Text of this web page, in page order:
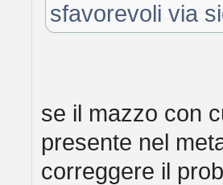
sfavorevoli via
se il mazzo con
presente nel
correggere il